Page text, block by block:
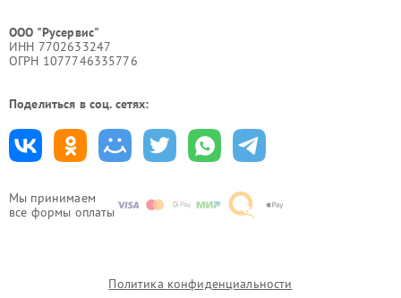
Мы принимаем
все формы оплаты
ООО "Русервис"
ИНН 7702633247
ОГРН 1077746335776
Поделиться в соц. сетях:
Политика конфиденциальности